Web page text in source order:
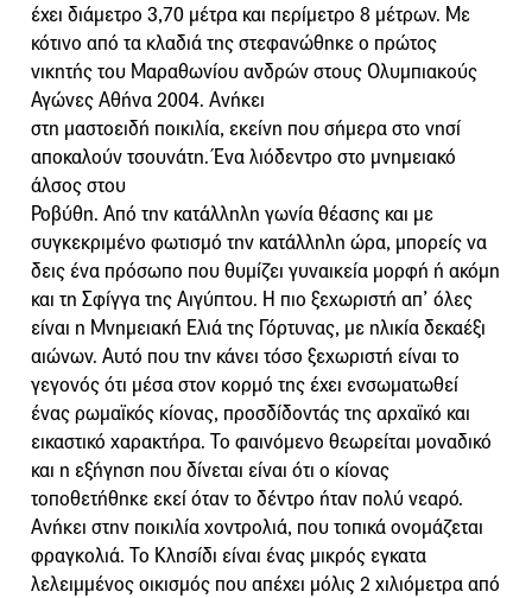
έχει διάμετρο 3,70 μέτρα και περίμετρο 8 μέτρων. Με
κότινο από τα κλαδιά της στεφανώθηκε ο πρώτος
νικητής του Μαραθωνίου ανδρών στους Ολυμπιακούς
Αγώνες Αθήνα 2004. Ανήκει
στη μαστοειδή ποικιλία, εκείνη που σήμερα στο νησί
αποκαλούν τσουνάτη. Ένα λιόδεντρο στο μνημειακό
άλσος στου
Ροβύθη. Από την κατάλληλη γωνία θέασης και με
συγκεκριμένο φωτισμό την κατάλληλη ώρα, μπορείς να
δεις ένα πρόσωπο που θυμίζει γυναικεία μορφή ή ακόμη
και τη Σφίγγα της Αιγύπτου. Η πιο ξεχωριστή απ’ όλες
είναι η Μνημειακή Ελιά της Γόρτυνας, με ηλικία δεκαέξι
αιώνων. Αυτό που την κάνει τόσο ξεχωριστή είναι το
γεγονός ότι μέσα στον κορμό της έχει ενσωματωθεί
ένας ρωμαϊκός κίονας, προσδίδοντάς της αρχαϊκό και
εικαστικό χαρακτήρα. Το φαινόμενο θεωρείται μοναδικό
και η εξήγηση που δίνεται είναι ότι ο κίονας
τοποθετήθηκε εκεί όταν το δέντρο ήταν πολύ νεαρό.
Ανήκει στην ποικιλία χοντρολιά, που τοπικά ονομάζεται
φραγκολιά. Το Κλησίδι είναι ένας μικρός εγκατα
λελειμμένος οικισμός που απέχει μόλις 2 χιλιόμετρα από